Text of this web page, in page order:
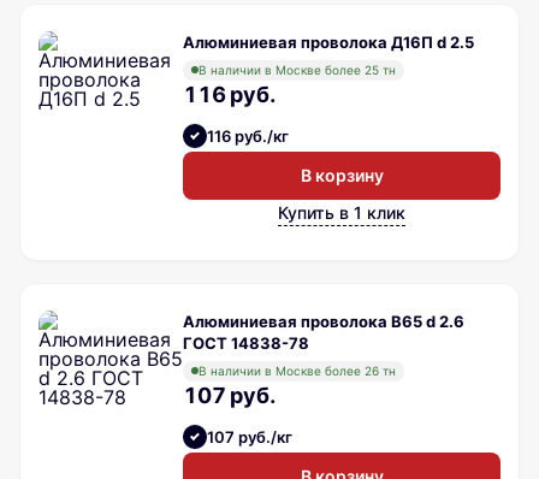
Алюминиевая проволока Д16П d 2.5
В наличии в Москве более 25 тн
116 руб.
116 руб./кг
В корзину
Купить в 1 клик
Алюминиевая проволока В65 d 2.6
ГОСТ 14838-78
В наличии в Москве более 26 тн
107 руб.
107 руб./кг